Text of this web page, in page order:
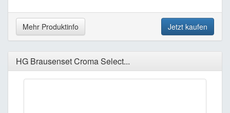
Mehr Produktinfo Jetzt kaufen
HG Brausenset Croma Select...